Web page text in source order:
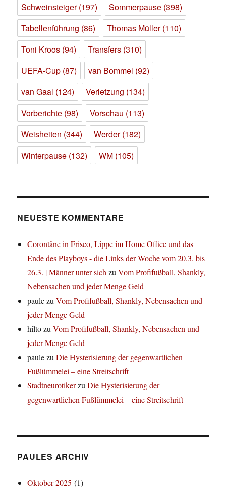
Schweinsteiger(197) Sommerpause (398)
Tabellenführung (86) Thomas Müller(110)
Toni Kroos (94) Transfers (310)
UEFA-Cup (87) van Bommel (92)
van Gaal (124) Verletzung (134)
Vorberichte (98) Vorschau (113)
Weisheiten (344) Werder(182)
Winterpause (132) WM (105)
NEUESTE KOMMENTARE
Corontäne in Frisco, Lippe im Home Office und das
Ende des Playboys - die Links der Woche vom 20.3. bis
26.3. | Männer unter sichzuVom Profifußball, Shankly,
Nebensachen und jeder Menge Geld
paulezuVom Profifußball, Shankly, Nebensachen und
jeder Menge Geld
hiltozuVom Profifußball, Shankly, Nebensachen und
jeder Menge Geld
paulezuDie Hysterisierung der gegenwartlichen
Fußlümmelei – eine Streitschrift
StadtneurotikerzuDie Hysterisierung der
gegenwartlichen Fußlümmelei – eine Streitschrift
PAULES ARCHIV
Oktober 2025 (1)